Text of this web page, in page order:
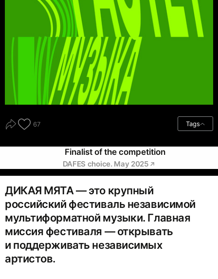
67 Tags
Finalist of the competition
DAFES choice. May 2025
ДИКАЯ МЯТА — это крупный
российский фестиваль независимой
мультиформатной музыки. Главная
миссия фестиваля — открывать
и поддерживать независимых
артистов.